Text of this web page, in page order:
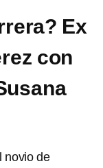
Ex
con
novio de